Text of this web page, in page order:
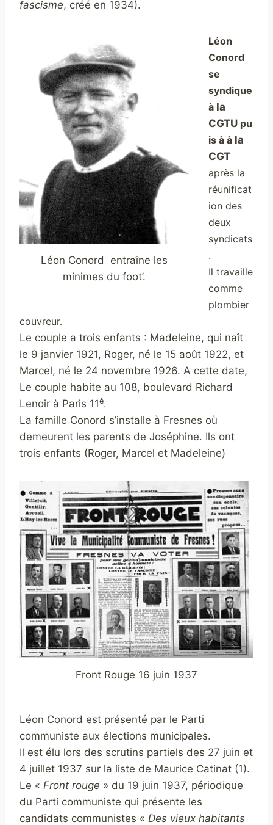
fascisme, créé en 1934).
Léon Conord entraîne les
minimes du foot’.
Léon
Conord
se
syndique
à la
CGTU pu
is à à la
CGT
après la
réunificat
ion des
deux
syndicats
.
Il travaille
comme
plombier
couvreur.
Le couple a trois enfants : Madeleine, qui naît
le 9 janvier 1921, Roger, né le 15 août 1922, et
Marcel, né le 24 novembre 1926. A cette date,
Le couple habite au 108, boulevard Richard
Lenoir à Paris 11è.
La famille Conord s’installe à Fresnes où
demeurent les parents de Joséphine. Ils ont
trois enfants (Roger, Marcel et Madeleine)
Front Rouge 16 juin 1937
Léon Conord est présenté par le Parti
communiste aux élections municipales.
Il est élu lors des scrutins partiels des 27 juin et
4 juillet 1937 sur la liste de Maurice Catinat (1).
Le « Front rouge » du 19 juin 1937, périodique
du Parti communiste qui présente les
candidats communistes « Des vieux habitants